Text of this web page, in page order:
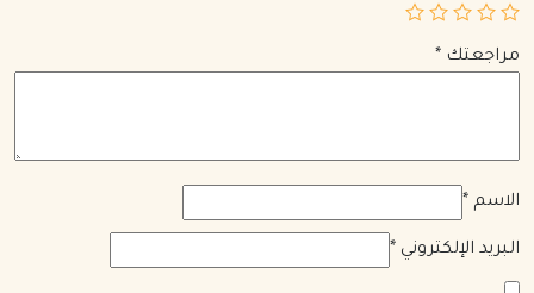
مراجعتك *
الاسم *
البريد الإلكتروني *